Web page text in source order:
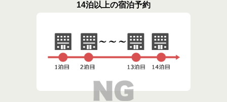
14泊以上の宿泊予約